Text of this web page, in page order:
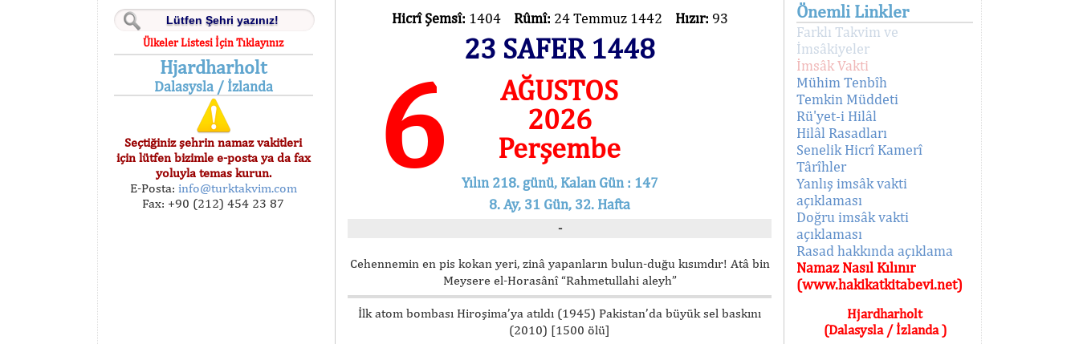
Ülkeler Listesi İçin Tıklayınız
Hjardharholt
Dalasysla / İzlanda
Seçtiğiniz şehrin namaz vakitleri
için lütfen bizimle e-posta ya da fax
yoluyla temas kurun.
E-Posta: info@turktakvim.com
Fax: +90 (212) 454 23 87
Hicrî Şemsî: 1404 Rûmî: 24 Temmuz 1442 Hızır: 93
23 SAFER 1448
6
AĞUSTOS
2026
Perşembe
Yılın 218. günü, Kalan Gün : 147
8. Ay, 31 Gün, 32. Hafta
-
Cehennemin en pis kokan yeri, zinâ yapanların bulun-duğu kısımdır! Atâ bin
Meysere el-Horasânî “Rahmetullahi aleyh”
İlk atom bombası Hiroşima’ya atıldı (1945) Pakistan’da büyük sel baskını
(2010) [1500 ölü]
Önemli Linkler
Farklı Takvim ve
İmsâkiyeler
İmsâk Vakti
Mühim Tenbîh
Temkin Müddeti
Rü'yet-i Hilâl
Hilâl Rasadları
Senelik Hicrî Kamerî
Târîhler
Yanlış imsâk vakti
açıklaması
Doğru imsâk vakti
açıklaması
Rasad hakkında açıklama
Namaz Nasıl Kılınır
(www.hakikatkitabevi.net)
Hjardharholt
(Dalasysla / İzlanda )